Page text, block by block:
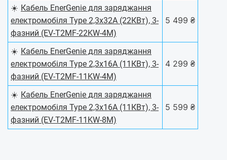
☀️ Кабель EnerGenie для заряджання
електромобіля Type 2,3х32А (22КВт), 3-
фазний (EV-T2MF-22KW-4M)
5 499 ₴
☀️ Кабель EnerGenie для заряджання
електромобіля Type 2,3х16А (11КВт), 3-
фазний (EV-T2MF-11KW-4M)
4 299 ₴
☀️ Кабель EnerGenie для заряджання
електромобіля Type 2,3х16А (11КВт), 3-
фазний (EV-T2MF-11KW-8M)
5 599 ₴